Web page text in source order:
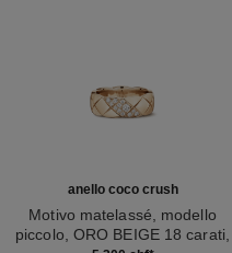
anello coco crush
Motivo matelassé, modello
piccolo, ORO BEIGE 18 carati,